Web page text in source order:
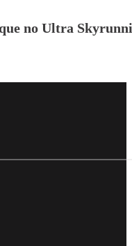
no Ultra